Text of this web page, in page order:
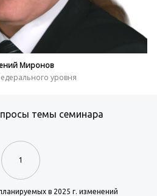
Миронов
уровня
темы семинара
1
в 2025 г. изменений